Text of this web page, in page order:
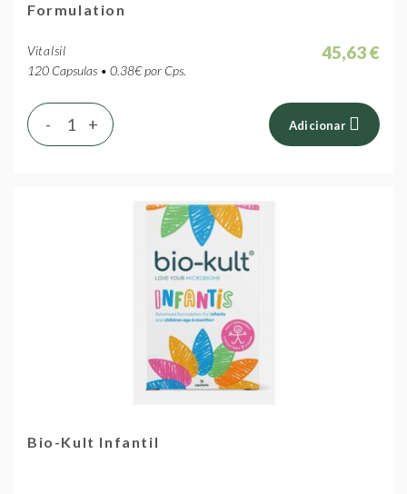
Formulation
Vitalsil
120 Capsulas • 0.38€ por Cps.
45,63 €
+
- Adicionar
Bio-Kult Infantil